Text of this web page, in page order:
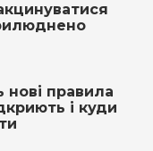
нові правила
і куди